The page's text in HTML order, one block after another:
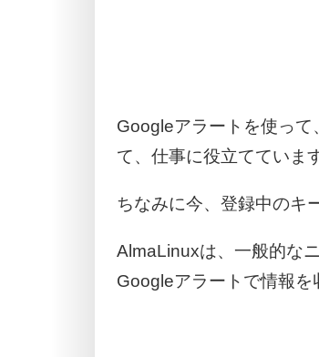
Googleアラートを使っ
て、仕事に役立てていま
ちなみに今、登録中のキ
AlmaLinuxは、一般的な
Googleアラートで情報を